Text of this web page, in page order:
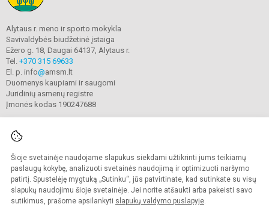
Šioje svetainėje naudojame slapukus siekdami užtikrinti jums teikiamų
paslaugų kokybę, analizuoti svetainės naudojimą ir optimizuoti naršymo
patirtį. Spustelėję mygtuką „Sutinku“, jūs patvirtinate, kad sutinkate su visų
slapukų naudojimu šioje svetainėje. Jei norite atšaukti arba pakeisti savo
sutikimus, prašome apsilankyti slapukų valdymo puslapyje.
Alytaus r. meno ir sporto mokykla
Savivaldybės biudžetinė įstaiga
Ežero g. 18, Daugai 64137, Alytaus r.
Tel. +370 315 69633
El. p. info@amsm.lt
Duomenys kaupiami ir saugomi
Juridinių asmenų registre
Įmonės kodas 190247688
© 2020. Alytaus r. meno ir sporto mokykla. Visos teisės saugomos.
Kopijuoti turinį be raštiško mokyklos sutikimo griežtai draudžiama.
Prieinamumo paraiška Slapukų valdymas
Sumanus būdas atnaujinti